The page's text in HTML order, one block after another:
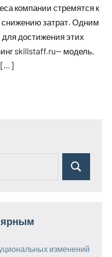
компании стремятся к
затрат. Одним
достижения этих
skillstaff.ru— модель,
[…]
Поиск
изменений